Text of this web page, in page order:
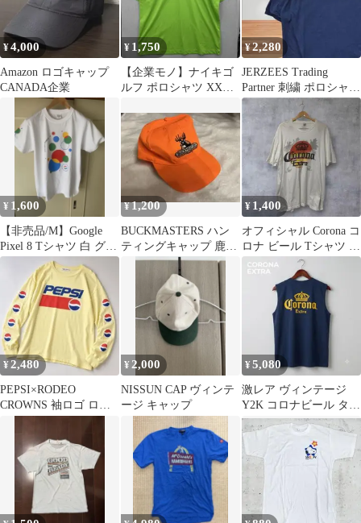
¥4,000
Amazon ロゴキャップ
CANADA企業
¥ 1,750
【企業モノ】ナイキゴ
ルフ ポロシャツ XXL
¥2,280
JERZEES Trading
Partner 刺繍 ポロシャツ
ネイビー L
¥ 1,600
【非売品/M】Google
Pixel 8 Tシャツ 白 グー
グル ノベルティ
¥1,200
BUCKMASTERS ハン
ティングキャップ 鹿刺
繍 オレンジ Y2K 古着
¥ 1,400
オフィシャル Corona コ
ロナ ビール Tシャツ 企
業 白 2XL
¥2,480
PEPSI×RODEO
CROWNS 袖ロゴ ロンT
¥2,000
NISSUN CAP ヴィンテ
ージ キャップ
¥5,080
激レア ヴィンテージ
Y2K コロナビール タン
クトップ XXL ネイビー